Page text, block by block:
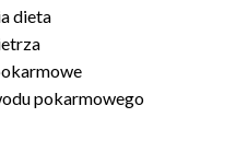
dieta
pokarmowego